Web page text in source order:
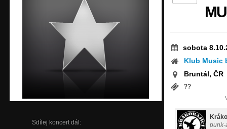
Sdílej koncert dál:
sobota
Klub Music
Bruntál, ČR
??
punk-